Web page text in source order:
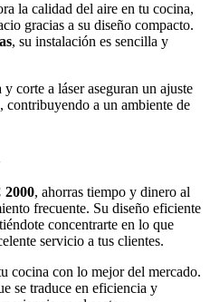
la calidad del aire en tu cocina,
gracias a su diseño compacto.
, su instalación es sencilla y
corte a láser aseguran un ajuste
contribuyendo a un ambiente de
, ahorras tiempo y dinero al
frecuente. Su diseño eficiente
concentrarte en lo que
servicio a tus clientes.
cocina con lo mejor del mercado.
se traduce en eficiencia y